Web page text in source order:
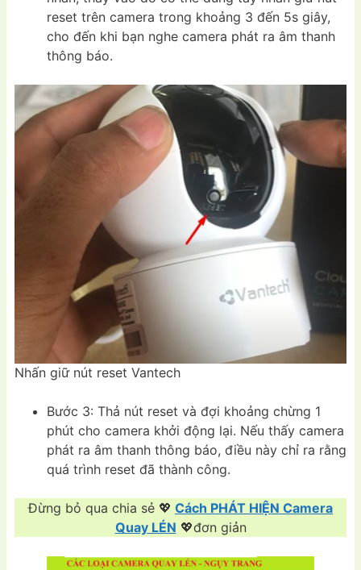
reset trên camera trong khoảng 3 đến 5s giây,
cho đến khi bạn nghe camera phát ra âm thanh
thông báo.
Nhấn giữ nút reset Vantech
Bước 3: Thả nút reset và đợi khoảng chừng 1
phút cho camera khởi động lại. Nếu thấy camera
phát ra âm thanh thông báo, điều này chỉ ra rằng
quá trình reset đã thành công.
Đừng bỏ qua chia sẻ 💖 Cách PHÁT HIỆN Camera
Quay LÉN 💖đơn giản